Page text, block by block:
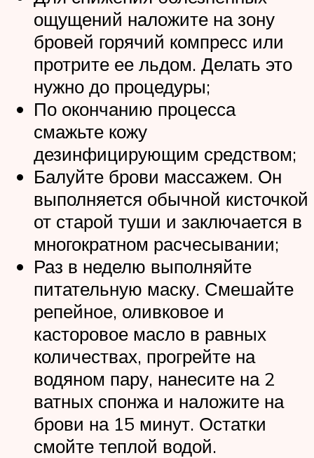
ощущений наложите на зону
бровей горячий компресс или
протрите ее льдом. Делать это
нужно до процедуры;
По окончанию процесса
смажьте кожу
дезинфицирующим средством;
Балуйте брови массажем. Он
выполняется обычной кисточкой
от старой туши и заключается в
многократном расчесывании;
Раз в неделю выполняйте
питательную маску. Смешайте
репейное, оливковое и
касторовое масло в равных
количествах, прогрейте на
водяном пару, нанесите на 2
ватных спонжа и наложите на
брови на 15 минут. Остатки
смойте теплой водой.